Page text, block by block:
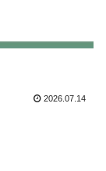
2026.07.14